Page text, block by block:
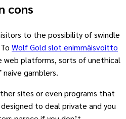
cons
to the possibility of swindle
Wolf Gold slot enimmäisvoitto
web platforms, sorts of unethical
gamblers.
sites or even programs that
to deal private and you